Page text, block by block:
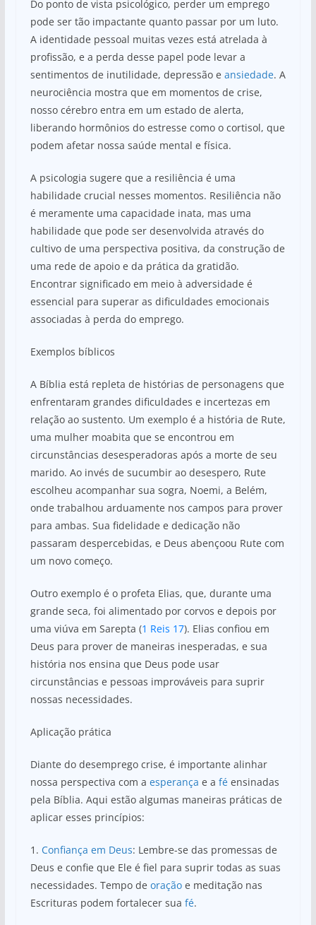
Do ponto de vista psicológico, perder um emprego
pode ser tão impactante quanto passar por um luto.
A identidade pessoal muitas vezes está atrelada à
profissão, e a perda desse papel pode levar a
sentimentos de inutilidade, depressão e ansiedade. A
neurociência mostra que em momentos de crise,
nosso cérebro entra em um estado de alerta,
liberando hormônios do estresse como o cortisol, que
podem afetar nossa saúde mental e física.
A psicologia sugere que a resiliência é uma
habilidade crucial nesses momentos. Resiliência não
é meramente uma capacidade inata, mas uma
habilidade que pode ser desenvolvida através do
cultivo de uma perspectiva positiva, da construção de
uma rede de apoio e da prática da gratidão.
Encontrar significado em meio à adversidade é
essencial para superar as dificuldades emocionais
associadas à perda do emprego.
Exemplos bíblicos
A Bíblia está repleta de histórias de personagens que
enfrentaram grandes dificuldades e incertezas em
relação ao sustento. Um exemplo é a história de Rute,
uma mulher moabita que se encontrou em
circunstâncias desesperadoras após a morte de seu
marido. Ao invés de sucumbir ao desespero, Rute
escolheu acompanhar sua sogra, Noemi, a Belém,
onde trabalhou arduamente nos campos para prover
para ambas. Sua fidelidade e dedicação não
passaram despercebidas, e Deus abençoou Rute com
um novo começo.
Outro exemplo é o profeta Elias, que, durante uma
grande seca, foi alimentado por corvos e depois por
uma viúva em Sarepta (1 Reis 17). Elias confiou em
Deus para prover de maneiras inesperadas, e sua
história nos ensina que Deus pode usar
circunstâncias e pessoas improváveis para suprir
nossas necessidades.
Aplicação prática
Diante do desemprego crise, é importante alinhar
nossa perspectiva com a esperança e a féensinadas
pela Bíblia. Aqui estão algumas maneiras práticas de
aplicar esses princípios:
1. Confiança em Deus: Lembre-se das promessas de
Deus e confie que Ele é fiel para suprir todas as suas
necessidades. Tempo de oraçãoe meditação nas
Escrituras podem fortalecer sua fé.